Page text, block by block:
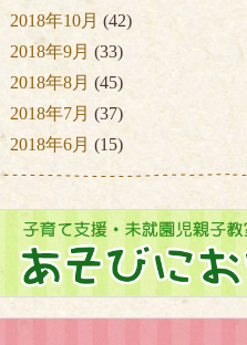
2018年10月 (42)
2018年9月 (33)
2018年8月 (45)
2018年7月 (37)
2018年6月 (15)